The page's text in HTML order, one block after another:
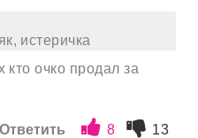
истеричка
очко продал за
Ответить 8 13